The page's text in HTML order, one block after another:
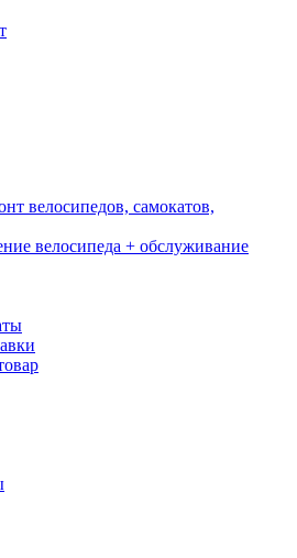
велосипедов, самокатов,
велосипеда + обслуживание